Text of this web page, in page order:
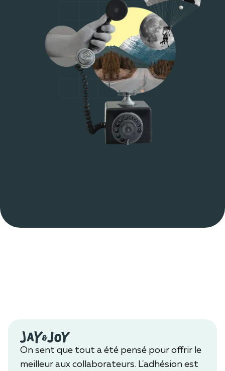
On sent que tout a été pensé pour offrir le
meilleur aux collaborateurs. L'adhésion est